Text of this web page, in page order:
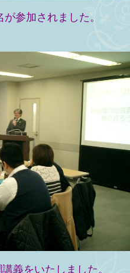
参加されました。
義をいたしました。